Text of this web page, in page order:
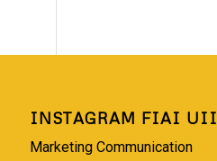
INSTAGRAM FIAI UII
Marketing Communication